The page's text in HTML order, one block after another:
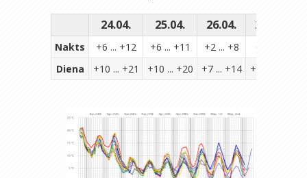
24.04. 25.04. 26.04. 27.04.
Nakts +6 ... +12 +6 ... +11 +2 ... +8 0 ... +6
Diena
+10 ... +21 +10 ... +20 +7 ... +14 +7 ... +12